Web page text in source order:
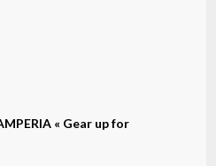
« Gear up for